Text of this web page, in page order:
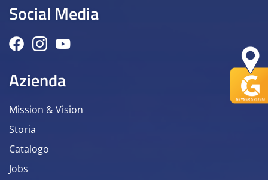
Social Media
Azienda
Mission & Vision
Storia
Catalogo
Jobs